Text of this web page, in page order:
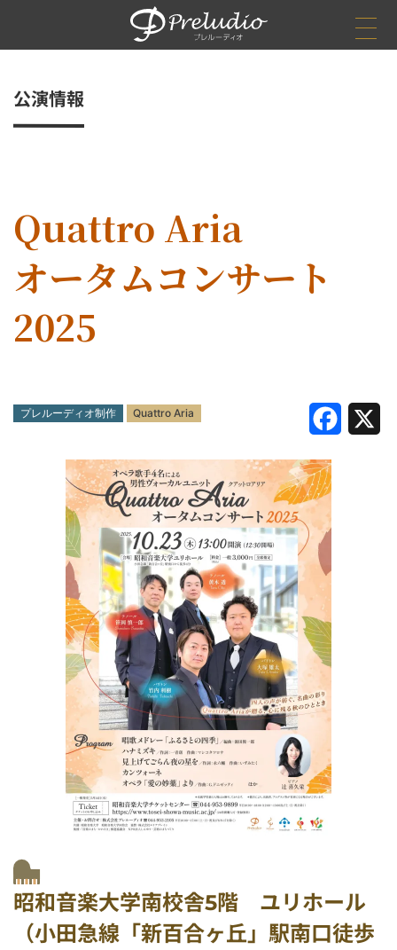
公演情報
Quattro Aria
オータムコンサート
2025
公演の種類
プレルーディオ制作 Quattro Aria
SNSシェアボタン
開催場所
会場
公演会場
昭和音楽大学南校舎5階 ユリホール
（小田急線「新百合ヶ丘」駅南口徒歩
事業案内
事業案内
企画制作
会社案内
会社案内
求人情報